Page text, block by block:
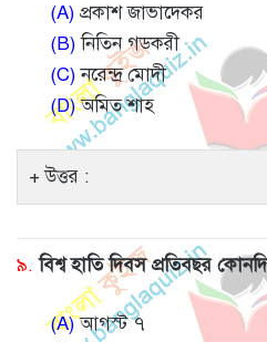
(A) প্রকাশ জাভাদেকর
(B)নিতিন গডকরী
(C)নরেন্দ্র মোদী
(D)অমিত শাহ
উত্তর :
৯. বিশ্ব হাতি দিবস প্রতিবছর
(A)আগস্ট ৭